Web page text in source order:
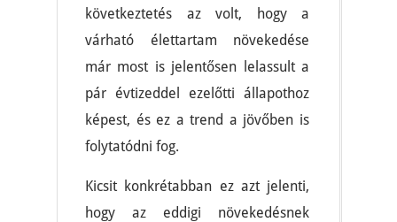
következtetés az volt, hogy a
várható élettartam növekedése
már most is jelentősen lelassult a
pár évtizeddel ezelőtti állapothoz
képest, és ez a trend a jövőben is
folytatódni fog.
Kicsit konkrétabban ez azt jelenti,
hogy az eddigi növekedésnek